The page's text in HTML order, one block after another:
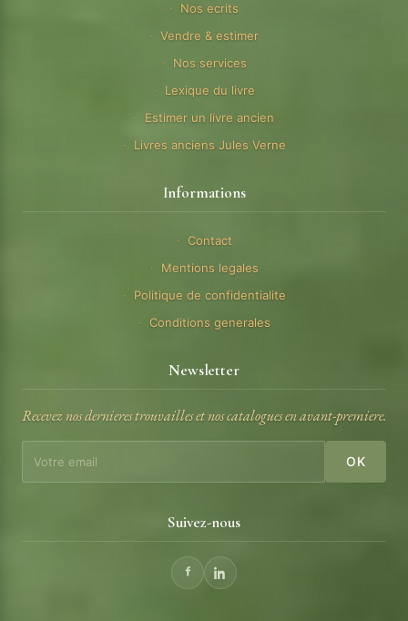
Nos ecrits
Vendre & estimer
Nos services
Lexique du livre
Estimer un livre ancien
Livres anciens Jules Verne
Informations
Contact
Mentions legales
Politique de confidentialite
Conditions generales
Newsletter
Recevez nos dernieres trouvailles et nos catalogues en avant-premiere.
OK
Suivez-nous